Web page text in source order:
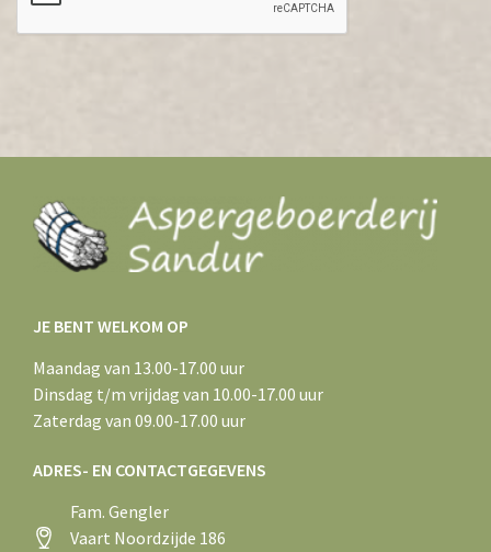
JE BENT WELKOM OP
Maandag van 13.00-17.00 uur
Dinsdag t/m vrijdag van 10.00-17.00 uur
Zaterdag van 09.00-17.00 uur
ADRES- EN CONTACTGEGEVENS
Fam. Gengler
Vaart Noordzijde 186